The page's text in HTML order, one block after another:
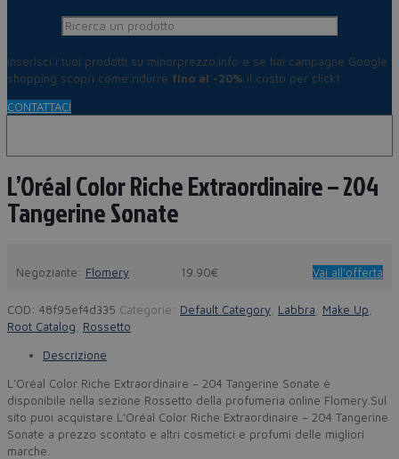
Inserisci i tuoi prodotti su minorprezzo.info e se hai campagne Google
shopping scopri come ridurre fino al -20% il costo per click!
CONTATTACI
L’Oréal Color Riche Extraordinaire – 204
Tangerine Sonate
Negoziante: Flomery 19.90€ Vai all'offerta
COD: 48f95ef4d335 Categorie: Default Category Labbra Make Up
Root Catalog
Rossetto
Descrizione
L’Oréal Color Riche Extraordinaire – 204 Tangerine Sonate è
disponibile nella sezione Rossetto della profumeria online Flomery.Sul
sito puoi acquistare L’Oréal Color Riche Extraordinaire – 204 Tangerine
Sonate a prezzo scontato e altri cosmetici e profumi delle migliori
marche.